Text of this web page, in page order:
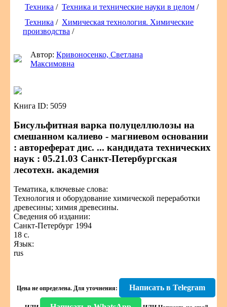
Техника / Техника и технические науки в целом /
Техника / Химическая технология. Химические
производства /
Автор: Кривоносенко, Светлана
Максимовна
Книга ID: 5059
Бисульфитная варка полуцеллюлозы на
смешанном калиево - магниевом основании
: автореферат дис. ... кандидата технических
наук : 05.21.03 Санкт-Петербургская
лесотехн. академия
Тематика, ключевые слова:
Технология и оборудование химической переработки
древесины; химия древесины.
Сведения об издании:
Санкт-Петербург 1994
18 с.
Язык:
rus
Цена не определена. Для уточнения: Написать в Telegram